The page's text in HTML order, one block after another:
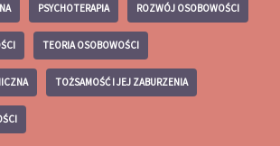
PSYCHOTERAPIA ROZWÓJ OSOBOWOŚCI
TEORIA OSOBOWOŚCI
TOŻSAMOŚĆ I JEJ ZABURZENIA